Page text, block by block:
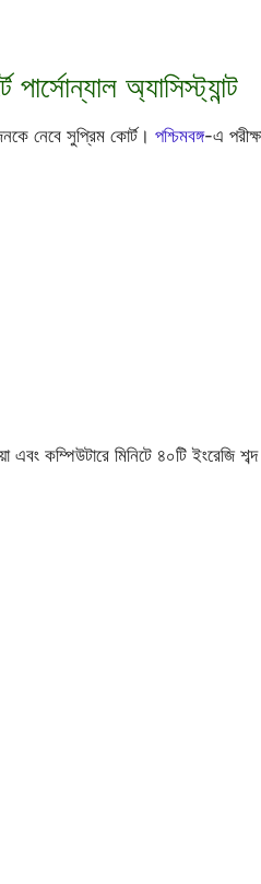
অ্যাসিস্ট্যান্ট
নেবে সুপ্রিম কোর্ট। পশ্চিমবঙ্গ-এ
এবং কম্পিউটারে মিনিটে ৪০টি ইংরেজি